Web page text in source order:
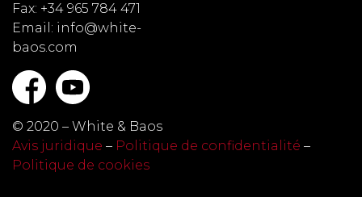
Fax: +34 965 784 471
Email: info@white-
baos.com
© 2020 – White & Baos
Avis juridique – Politique de confidentialité –
Politique de cookies